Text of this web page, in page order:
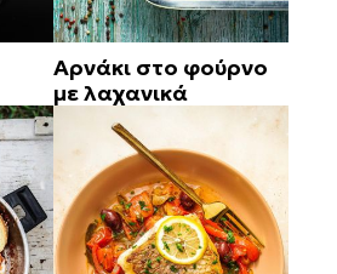
Αρνάκι στο φούρνο
με λαχανικά